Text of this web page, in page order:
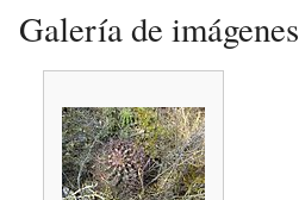
Galería de imágenes